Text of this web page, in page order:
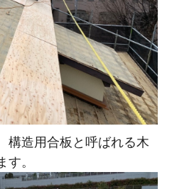
構造用合板と呼ばれる木
。